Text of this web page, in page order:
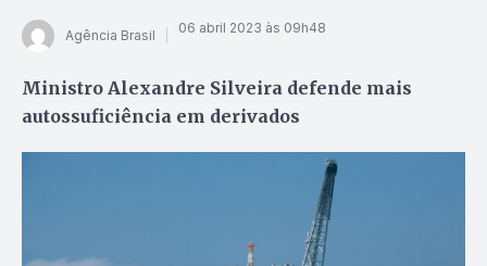
Agência Brasil 06 abril 2023 às 09h48
Ministro Alexandre Silveira defende mais
autossuficiência em derivados